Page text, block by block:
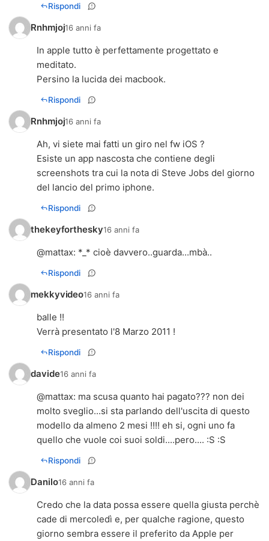
Rispondi
Rnhmjoj16 anni fa
In apple tutto è perfettamente progettato e
meditato.
Persino la lucida dei macbook.
Rispondi
Rnhmjoj16 anni fa
Ah, vi siete mai fatti un giro nel fw iOS ?
Esiste un app nascosta che contiene degli
screenshots tra cui la nota di Steve Jobs del giorno
del lancio del primo iphone.
Rispondi
thekeyforthesky16 anni fa
@mattax: *_* cioè davvero..guarda...mbà..
Rispondi
mekkyvideo16 anni fa
balle !!
Verrà presentato l'8 Marzo 2011 !
Rispondi
davide16 anni fa
@mattax: ma scusa quanto hai pagato??? non dei
molto sveglio...si sta parlando dell'uscita di questo
modello da almeno 2 mesi !!!! eh si, ogni uno fa
quello che vuole coi suoi soldi....pero.... :S :S
Rispondi
Danilo16 anni fa
Credo che la data possa essere quella giusta perchè
cade di mercoledì e, per qualche ragione, questo
giorno sembra essere il preferito da Apple per